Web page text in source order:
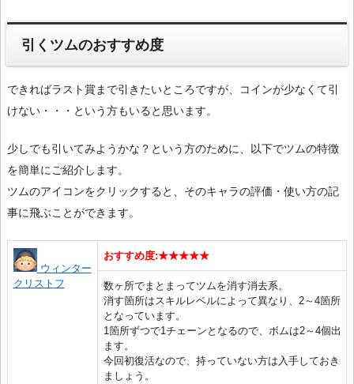
引くツムのおすすめ度
できればラスト賞まで引きたいところですが、コインが少なくて引
けない・・・という方もいると思います。
少しでも引いてみようかな？という方のために、以下でツムの特徴
を簡単にご紹介します。
ツムのアイコンをクリックすると、そのキャラの評価・使い方の記
事に飛ぶことができます。
ウィンター
クリストフ
おすすめ度:★★★★★
数ヶ所でまとまってツムを消す消去系。
消す箇所はスキルレベルによって異なり、2～4箇所
となっています。
1箇所ずつで1チェーンとなるので、ボムは2～4個出
ます。
今回初復活なので、持っていない方は入手しておき
ましょう。